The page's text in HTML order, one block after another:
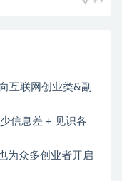
互联网创业类&副
信息差 + 见识各
为众多创业者开启